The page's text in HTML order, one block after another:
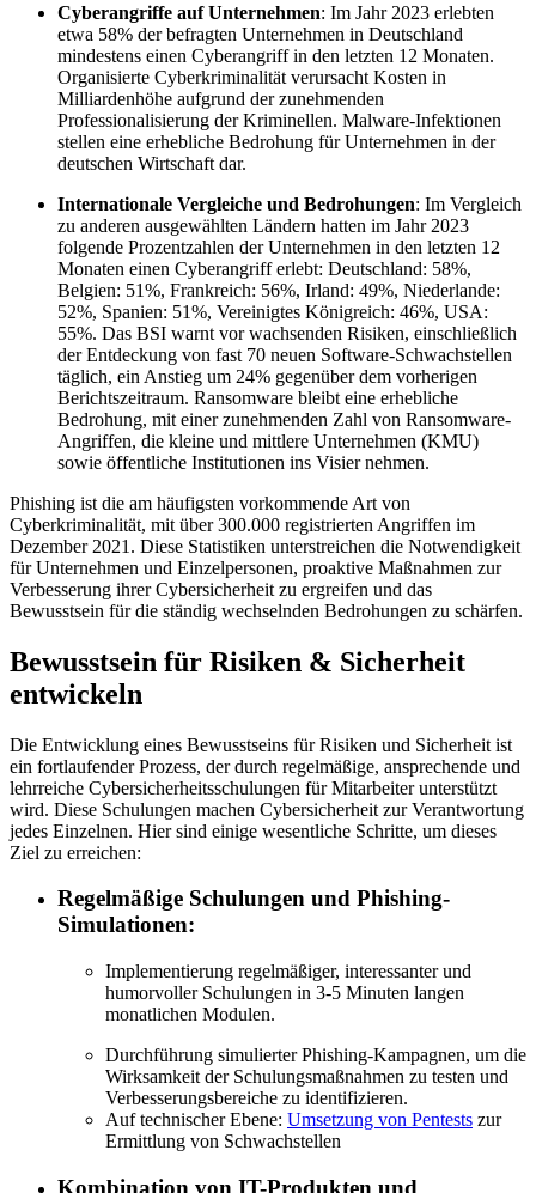
Cyberangriffe auf Unternehmen: Im Jahr 2023 erlebten
etwa 58% der befragten Unternehmen in Deutschland
mindestens einen Cyberangriff in den letzten 12 Monaten.
Organisierte Cyberkriminalität verursacht Kosten in
Milliardenhöhe aufgrund der zunehmenden
Professionalisierung der Kriminellen. Malware-Infektionen
stellen eine erhebliche Bedrohung für Unternehmen in der
deutschen Wirtschaft dar.
Internationale Vergleiche und Bedrohungen: Im Vergleich
zu anderen ausgewählten Ländern hatten im Jahr 2023
folgende Prozentzahlen der Unternehmen in den letzten 12
Monaten einen Cyberangriff erlebt: Deutschland: 58%,
Belgien: 51%, Frankreich: 56%, Irland: 49%, Niederlande:
52%, Spanien: 51%, Vereinigtes Königreich: 46%, USA:
55%. Das BSI warnt vor wachsenden Risiken, einschließlich
der Entdeckung von fast 70 neuen Software-Schwachstellen
täglich, ein Anstieg um 24% gegenüber dem vorherigen
Berichtszeitraum. Ransomware bleibt eine erhebliche
Bedrohung, mit einer zunehmenden Zahl von Ransomware-
Angriffen, die kleine und mittlere Unternehmen (KMU)
sowie öffentliche Institutionen ins Visier nehmen.
Phishing ist die am häufigsten vorkommende Art von
Cyberkriminalität, mit über 300.000 registrierten Angriffen im
Dezember 2021. Diese Statistiken unterstreichen die Notwendigkeit
für Unternehmen und Einzelpersonen, proaktive Maßnahmen zur
Verbesserung ihrer Cybersicherheit zu ergreifen und das
Bewusstsein für die ständig wechselnden Bedrohungen zu schärfen.
Bewusstsein für Risiken & Sicherheit
entwickeln
Die Entwicklung eines Bewusstseins für Risiken und Sicherheit ist
ein fortlaufender Prozess, der durch regelmäßige, ansprechende und
lehrreiche Cybersicherheitsschulungen für Mitarbeiter unterstützt
wird. Diese Schulungen machen Cybersicherheit zur Verantwortung
jedes Einzelnen. Hier sind einige wesentliche Schritte, um dieses
Ziel zu erreichen:
Regelmäßige Schulungen und Phishing-
Simulationen:
Implementierung regelmäßiger, interessanter und
humorvoller Schulungen in 3-5 Minuten langen
monatlichen Modulen.
Durchführung simulierter Phishing-Kampagnen, um die
Wirksamkeit der Schulungsmaßnahmen zu testen und
Verbesserungsbereiche zu identifizieren.
Auf technischer Ebene: Umsetzung von Pentests zur
Ermittlung von Schwachstellen
Kombination von IT-Produkten und